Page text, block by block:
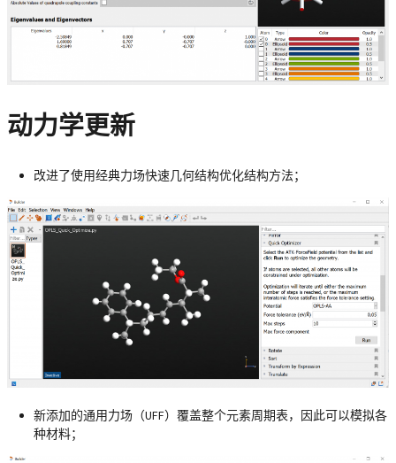
动力学更新
改进了使用经典力场快速几何结构优化结构方法；
新添加的通用力场（UFF）覆盖整个元素周期表，因此可以模拟各
种材料；